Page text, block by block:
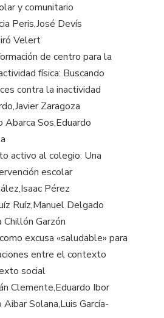
y comunitario
Peris,José Devís
Velert
de centro para la
física: Buscando
contra la inactividad
Zaragoza
Sos,Eduardo
activo al colegio: Una
escolar
Pérez
Ruíz,Manuel Delgado
Chillón Garzón
excusa «saludable» para
entre el contexto
social
Clemente,Eduardo Ibor
Solana,Luis García-